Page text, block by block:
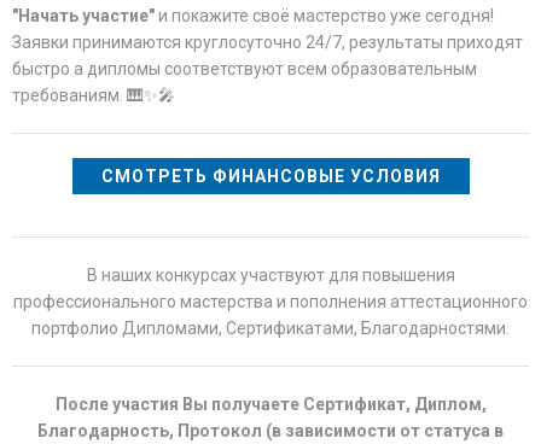
"Начать участие"и покажите своё мастерство уже сегодня!
Заявки принимаются круглосуточно 24/7, результаты приходят
быстро а дипломы соответствуют всем образовательным
требованиям. 🎹✨🎤
СМОТРЕТЬ ФИНАНСОВЫЕ УСЛОВИЯ
В наших конкурсах участвуют для повышения
профессионального мастерства и пополнения аттестационного
портфолио Дипломами, Сертификатами, Благодарностями.
После участия Вы получаете Сертификат, Диплом,
Благодарность, Протокол (в зависимости от статуса в